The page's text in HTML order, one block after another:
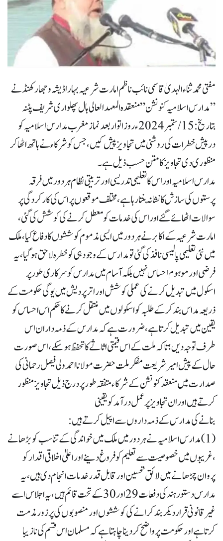
مفتی محمد ثناء الہدیٰ قاسمی نائب ناظم امارت شرعیہ بہار اڈیشہ و جھارکھنڈ نے
” مدارس اسلامیہ کنونشن ” منعقدہ المعہد العالی ہال پھلواری شریف پٹنہ
بتاریخ: 15/ ستمبر 2024ء روز اتوار بعد نماز مغرب مدارس اسلامیہ کو
درپیش خطرات کی روشنی میں تجاویز پیش کیں،جس کو شرکاء نے ہاتھ اٹھا کر
منظوری دی تجاویز کا متن حسب ذیل ہے۔
مدارس اسلامیہ اور اس کا تعلیمی تدریسی اور تربیتی نظام ہر دور میں فرقہ
پرستوں کی سازش کا نشانہ بنتا رہا ہے، مختلف موقعوں پر اس کی کار کردگی پر
سوالات اٹھائے گئے اور اس کی خدمات کو معطل کرنے کی کوشش کی گئی ،
امارت شرعیہ کے اکابر نے ہر دور میں ایسی مذموم کوششوں کا دفاع کیا ، ملک
میں نئی تعلیمی پالیسی نافذ کی گئی تو مدارس کے وجود ہی کو خطرہ لاحق ہو گیا، یہ
فرضی اور موہوم احساس نہیں بلکہ آسام میں مدارس کو سرکاری طور پر
اسکول میں تبدیل کرنے کی عملی کوشش اور اتر پردیش میں یوگی حکومت کے
ذریعہ مداس بند کر کے طلبہ کو اسکولوں میں منتقل کرنے کا حکم اس احساس کو
یقین میں تبدیل کرتا ہے ، ضرورت ہے کہ مدارس کے ذمہ داران اس
طرف توجہ دیں؛ تا کہ ملت کے اس قیمتی اثاثے کاتحفظ ہو سکے ، اس صورت
حال کے پیش امیر شریعت مفکر ملت حضرت مولانا احمد ولی فیصل رحمانی کی
صدارت میں منعقد کنونشن کے شرکاء متفقہ طور پر درج ذیل تجاویز منظور
کرتے ہیں اور ان تجاویز پر عمل درآمد کو یقینی
بنانے کی مدارس کے ذمہ داروں سے اپیل کرتے ہیں:
(1) مدارس اسلامیہ نے ہر دور میں ملک میں خواندگی کے تناسب کو بڑھانے
، غریبوں میں خصوصیت سے تعلیم کو فروغ دینے اور اعلیٰ اخلاقی اقدار کو
پروان چڑھانے میں لائق تحسین اور قابل قدر خدمات انجام دی ہیں، یہ
مدارس دستور ہند کی دفعات 29اور 30 کے تحت قائم ہیں، یہ اجلاس اسے
غیر قانونی قرار دیکر بند کرانے کی کوششوں اور منصوبوں کی پرزور مذمت
کرتا ہے اور حکومت پرواضح کر دینا چاہتا ہے کہ مسلمان اس قسم کی نازیبا